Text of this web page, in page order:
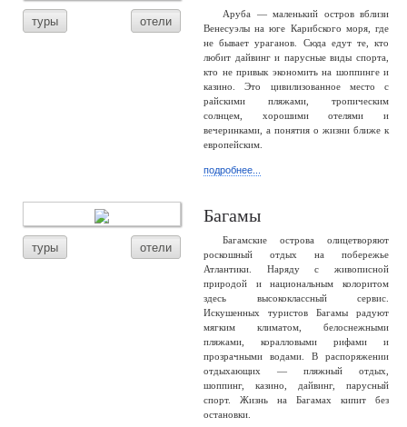
туры отели
Аруба — маленький остров вблизи
Венесуэлы на юге Карибского моря, где
не бывает ураганов. Сюда едут те, кто
любит дайвинг и парусные виды спорта,
кто не привык экономить на шоппинге и
казино. Это цивилизованное место с
райскими пляжами, тропическим
солнцем, хорошими отелями и
вечеринками, а понятия о жизни ближе к
европейским.
подробнее...
туры отели
Багамы
Багамские острова олицетворяют
роскошный отдых на побережье
Атлантики. Наряду с живописной
природой и национальным колоритом
здесь высококлассный сервис.
Искушенных туристов Багамы радуют
мягким климатом, белоснежными
пляжами, коралловыми рифами и
прозрачными водами. В распоряжении
отдыхающих — пляжный отдых,
шоппинг, казино, дайвинг, парусный
спорт. Жизнь на Багамах кипит без
остановки.